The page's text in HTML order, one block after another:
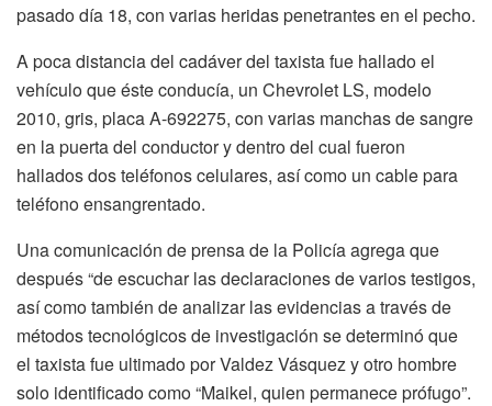
pasado día 18, con varias heridas penetrantes en el pecho.
A poca distancia del cadáver del taxista fue hallado el
vehículo que éste conducía, un Chevrolet LS, modelo
2010, gris, placa A-692275, con varias manchas de sangre
en la puerta del conductor y dentro del cual fueron
hallados dos teléfonos celulares, así como un cable para
teléfono ensangrentado.
Una comunicación de prensa de la Policía agrega que
después “de escuchar las declaraciones de varios testigos,
así como también de analizar las evidencias a través de
métodos tecnológicos de investigación se determinó que
el taxista fue ultimado por Valdez Vásquez y otro hombre
solo identificado como “Maikel, quien permanece prófugo”.